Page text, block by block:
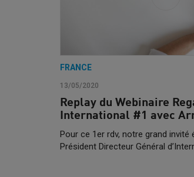
FRANCE
13/05/2020
Replay du Webinaire
International #1 avec
Pour ce 1er rdv, notre grand invité
Président Directeur Général